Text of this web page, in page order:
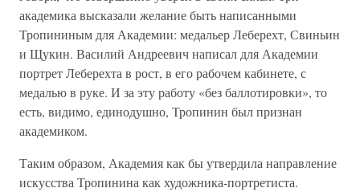
академика высказали желание быть написанными
Тропининым для Академии: медальер Леберехт, Свиньин
и Щукин. Василий Андреевич написал для Академии
портрет Леберехта в рост, в его рабочем кабинете, с
медалью в руке. И за эту работу «без баллотировки», то
есть, видимо, единодушно, Тропинин был признан
академиком.
Таким образом, Академия как бы утвердила направление
искусства Тропинина как художника-портретиста.